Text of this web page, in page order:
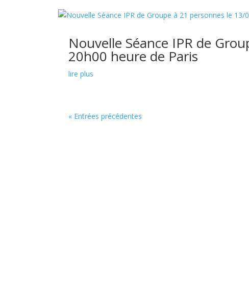
Nouvelle Séance IPR de
20h00 heure de Paris
lire plus
« Entrées précédentes